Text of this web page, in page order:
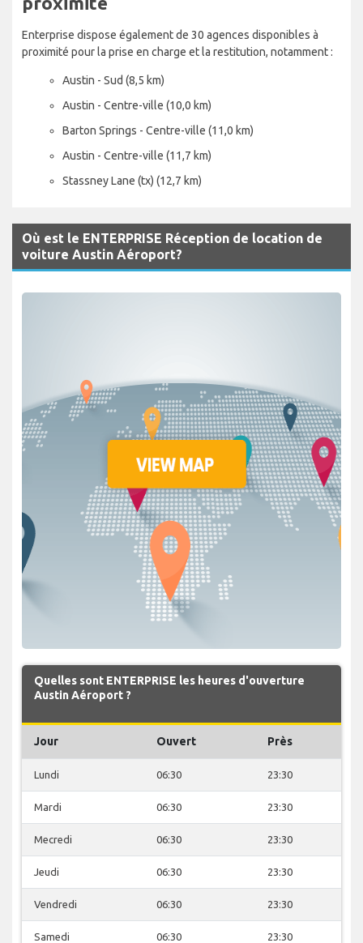
Enterprise dispose également de 30 agences disponibles à
proximité pour la prise en charge et la restitution, notamment :
Austin - Sud (8,5 km)
Austin - Centre-ville (10,0 km)
Barton Springs - Centre-ville (11,0 km)
Austin - Centre-ville (11,7 km)
Stassney Lane (tx) (12,7 km)
Où est le ENTERPRISE Réception de location de
voiture Austin Aéroport?
Quelles sont ENTERPRISE les heures d'ouverture
Austin Aéroport ?
Jour Ouvert Près
Lundi 06:30 23:30
Mardi 06:30 23:30
Mecredi 06:30 23:30
Jeudi 06:30 23:30
Vendredi 06:30 23:30
Samedi 06:30 23:30